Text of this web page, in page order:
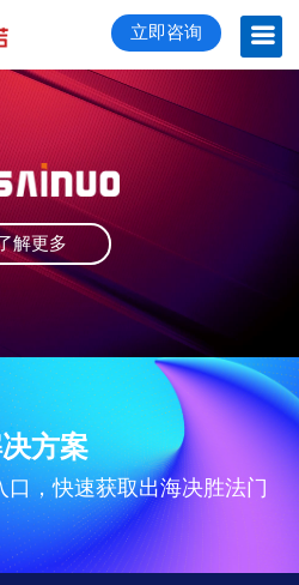
立即咨询
解更多
方案
，快速获取出海决胜法门